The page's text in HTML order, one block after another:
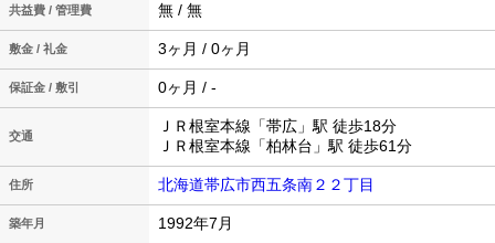
共益費 / 管理費 無 / 無
敷金 / 礼金 3ヶ月 / 0ヶ月
保証金 / 敷引 0ヶ月 / -
交通
ＪＲ根室本線「帯広」駅 徒歩18分
ＪＲ根室本線「柏林台」駅 徒歩61分
住所 北海道帯広市西五条南２２丁目
築年月 1992年7月